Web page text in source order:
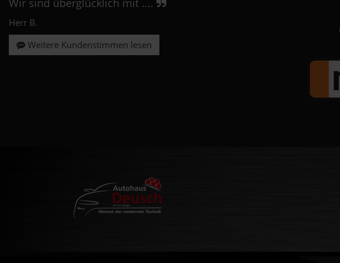
Wir sind überglücklich mit ....
Herr B.
Weitere Kundenstimmen lesen